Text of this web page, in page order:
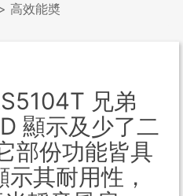
高效能奬
兄弟
顯示及少了二
部份功能皆具
其耐用性，